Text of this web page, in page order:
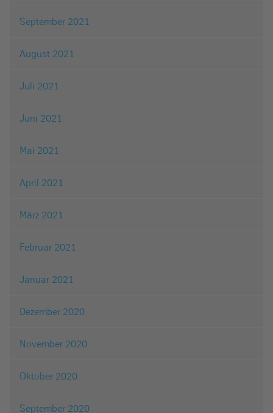
September 2021
August 2021
Juli 2021
Juni 2021
Mai 2021
April 2021
März 2021
Februar 2021
Januar 2021
Dezember 2020
November 2020
Oktober 2020
September 2020